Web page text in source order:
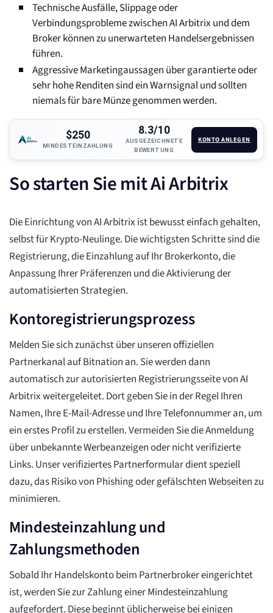
Technische Ausfälle, Slippage oder
Verbindungsprobleme zwischen AI Arbitrix und dem
Broker können zu unerwarteten Handelsergebnissen
führen.
Aggressive Marketingaussagen über garantierte oder
sehr hohe Renditen sind ein Warnsignal und sollten
niemals für bare Münze genommen werden.
$250
MINDESTEINZAHLUNG
8.3/10
AUSGEZEICHNETE
BEWERTUNG
KONTO ANLEGEN
So starten Sie mit Ai Arbitrix
Die Einrichtung von AI Arbitrix ist bewusst einfach gehalten,
selbst für Krypto-Neulinge. Die wichtigsten Schritte sind die
Registrierung, die Einzahlung auf Ihr Brokerkonto, die
Anpassung Ihrer Präferenzen und die Aktivierung der
automatisierten Strategien.
Kontoregistrierungsprozess
Melden Sie sich zunächst über unseren offiziellen
Partnerkanal auf Bitnation an. Sie werden dann
automatisch zur autorisierten Registrierungsseite von AI
Arbitrix weitergeleitet. Dort geben Sie in der Regel Ihren
Namen, Ihre E-Mail-Adresse und Ihre Telefonnummer an, um
ein erstes Profil zu erstellen. Vermeiden Sie die Anmeldung
über unbekannte Werbeanzeigen oder nicht verifizierte
Links. Unser verifiziertes Partnerformular dient speziell
dazu, das Risiko von Phishing oder gefälschten Webseiten zu
minimieren.
Mindesteinzahlung und
Zahlungsmethoden
Sobald Ihr Handelskonto beim Partnerbroker eingerichtet
ist, werden Sie zur Zahlung einer Mindesteinzahlung
aufgefordert. Diese beginnt üblicherweise bei einigen